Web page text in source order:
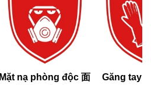
Mặt nạ phòng độc 面
Găng tay